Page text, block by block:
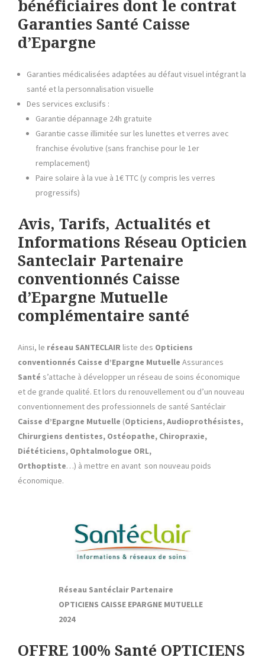
bénéficiaires dont le contrat
Garanties Santé Caisse
d’Epargne
Garanties médicalisées adaptées au défaut visuel intégrant la
santé et la personnalisation visuelle
Des services exclusifs :
Garantie dépannage 24h gratuite
Garantie casse illimitée sur les lunettes et verres avec
franchise évolutive (sans franchise pour le 1er
remplacement)
Paire solaire à la vue à 1€ TTC (y compris les verres
progressifs)
Avis, Tarifs, Actualités et
Informations Réseau Opticien
Santeclair Partenaire
conventionnés Caisse
d’Epargne Mutuelle
complémentaire santé
Ainsi, le réseau SANTECLAIR liste des Opticiens
conventionnés Caisse d’Epargne Mutuelle Assurances
Santé s’attache à développer un réseau de soins économique
et de grande qualité. Et lors du renouvellement ou d’un nouveau
conventionnement des professionnels de santé Santéclair
Caisse d’Epargne Mutuelle (Opticiens, Audioprothésistes,
Chirurgiens dentistes, Ostéopathe, Chiropraxie,
Diététiciens, Ophtalmologue ORL,
Orthoptiste…) à mettre en avant son nouveau poids
économique.
Réseau Santéclair Partenaire
OPTICIENS CAISSE EPARGNE MUTUELLE
2024
OFFRE 100% Santé OPTICIENS